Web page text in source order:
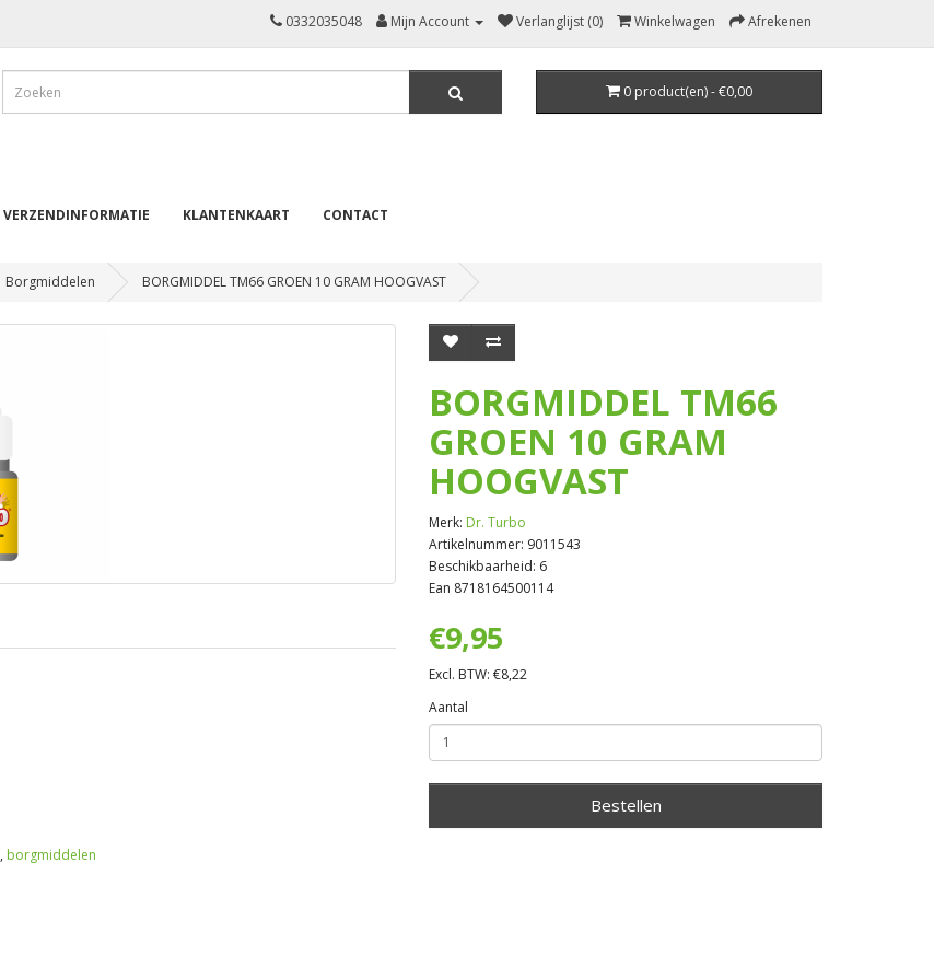
0332035048 Mijn Account Verlanglijst (0) Winkelwagen Afrekenen
0 product(en) - €0,00
VERZENDINFORMATIE KLANTENKAART CONTACT
Borgmiddelen BORGMIDDEL TM66 GROEN 10 GRAM HOOGVAST
BORGMIDDEL TM66
GROEN 10 GRAM
HOOGVAST
Merk: Dr. Turbo
Artikelnummer: 9011543
Beschikbaarheid: 6
Ean 8718164500114
€9,95
Excl. BTW: €8,22
Aantal
Bestellen
, borgmiddelen